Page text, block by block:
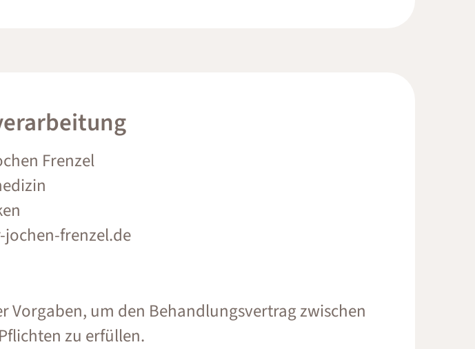
Frenzel
jochen-frenzel.de
um den Behandlungsvertrag zwischen
zu erfüllen.